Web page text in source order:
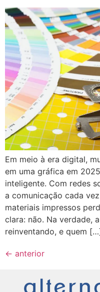
Em meio à era digital,
em uma gráfica em
inteligente. Com redes
a comunicação cada
materiais impressos
clara: não. Na verdade,
reinventando, e quem
← anterior